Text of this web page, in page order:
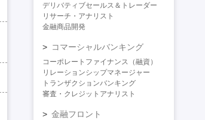
デリバティブセールス＆トレーダー
リサーチ・アナリスト
金融商品開発
コマーシャルバンキング
コーポレートファイナンス（融資）
リレーションシップマネージャー
トランザクションバンキング
審査・クレジットアナリスト
金融フロント